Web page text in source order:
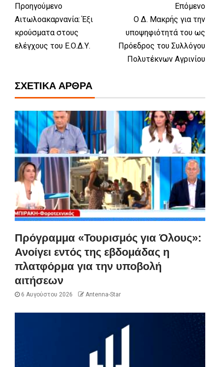
Προηγούμενο
Αιτωλοακαρνανία: Έξι
κρούσματα στους
ελέγχους του Ε.Ο.Δ.Υ.
Επόμενο
Ο Δ. Μακρής για την
υποψηφιότητά του ως
Πρόεδρος του Συλλόγου
Πολυτέκνων Αγρινίου
ΣΧΕΤΙΚΆ ΆΡΘΡΑ
Πρόγραμμα «Τουρισμός για Όλους»:
Ανοίγει εντός της εβδομάδας η
πλατφόρμα για την υποβολή
αιτήσεων
6 Αυγούστου 2026 Antenna-Star